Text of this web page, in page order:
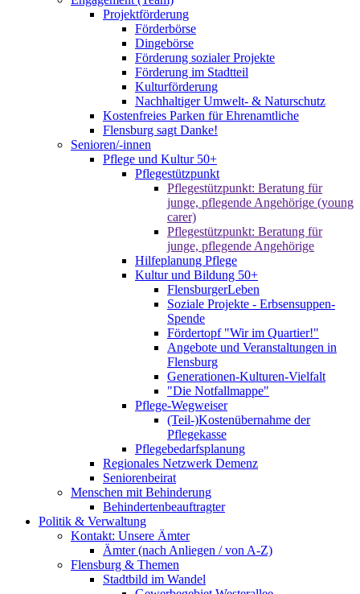
Projektförderung
Förderbörse
Dingebörse
Förderung sozialer Projekte
Förderung im Stadtteil
Kulturförderung
Nachhaltiger Umwelt- & Naturschutz
Kostenfreies Parken für Ehrenamtliche
Flensburg sagt Danke!
Senioren/-innen
Pflege und Kultur 50+
Pflegestützpunkt
Pflegestützpunkt: Beratung für
junge, pflegende Angehörige (young
carer)
Pflegestützpunkt: Beratung für
junge, pflegende Angehörige
Hilfeplanung Pflege
Kultur und Bildung 50+
FlensburgerLeben
Soziale Projekte - Erbsensuppen-
Spende
Fördertopf "Wir im Quartier!"
Angebote und Veranstaltungen in
Flensburg
Generationen-Kulturen-Vielfalt
"Die Notfallmappe"
Pflege-Wegweiser
(Teil-)Kostenübernahme der
Pflegekasse
Pflegebedarfsplanung
Regionales Netzwerk Demenz
Seniorenbeirat
Menschen mit Behinderung
Behindertenbeauftragter
Politik & Verwaltung
Kontakt: Unsere Ämter
Ämter (nach Anliegen / von A-Z)
Flensburg & Themen
Stadtbild im Wandel